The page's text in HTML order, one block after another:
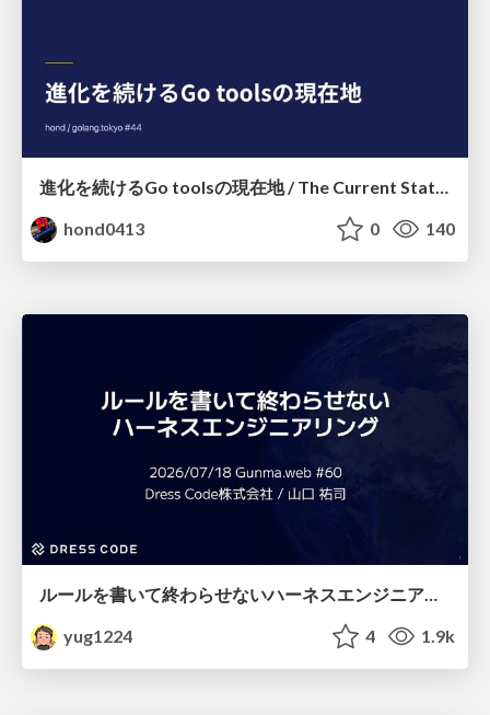
進化を続けるGo toolsの現在地 / The Current State of Ever-Evolving Go Tools
hond0413
0 140
ルールを書いて終わらせないハーネスエンジニアリング
yug1224
4 1.9k